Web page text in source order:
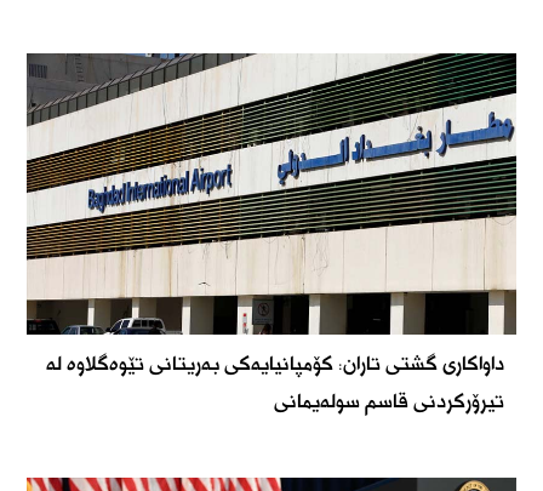
داواکاری گشتی تاران: کۆمپانیایەکی بەریتانی تێوەگلاوە لە
تیرۆرکردنی قاسم سولەیمانی